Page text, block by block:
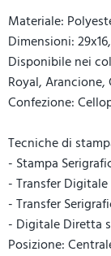
Materiale:
Dimensioni:
Disponibile nei
Royal, Arancione,
Confezione:
Tecniche di
- Stampa
- Transfer
- Transfer
- Digitale Diretta
Posizione: